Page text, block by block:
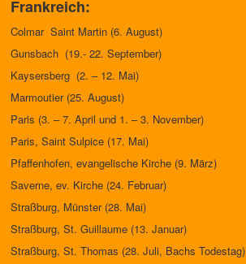
Frankreich:
Colmar Saint Martin (6. August)
Gunsbach (19.- 22. September)
Kaysersberg (2. – 12. Mai)
Marmoutier (25. August)
Paris (3. – 7. April und 1. – 3. November)
Paris, Saint Sulpice (17. Mai)
Pfaffenhofen, evangelische Kirche (9. März)
Saverne, ev. Kirche (24. Februar)
Straßburg, Münster (28. Mai)
Straßburg, St. Guillaume (13. Januar)
Straßburg, St. Thomas (28. Juli, Bachs Todestag)